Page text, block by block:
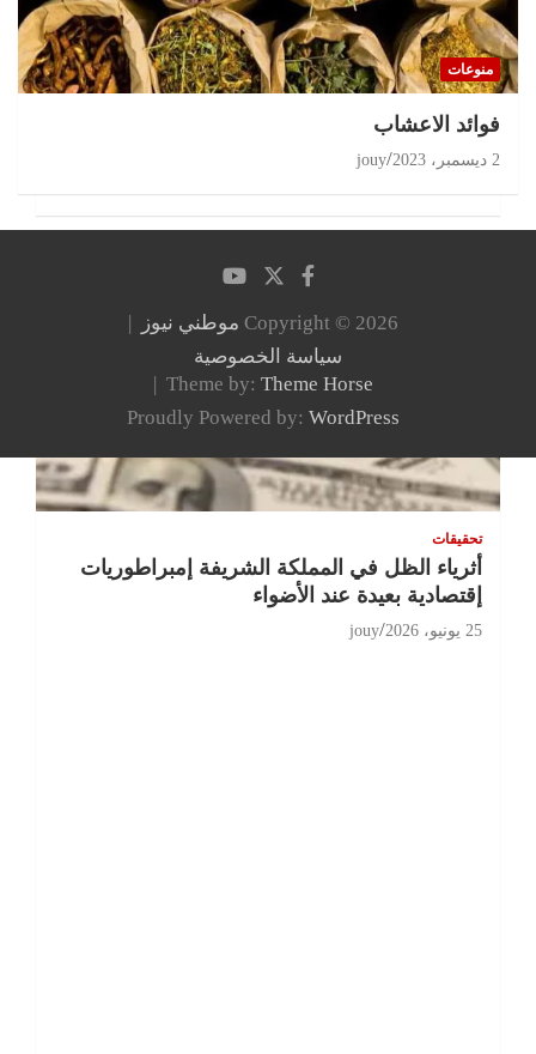
تحقيقات
أثرياء الظل في المملكة الشريفة إمبراطوريات
إقتصادية بعيدة عند الأضواء
25 يونيو، 2026 jouy
منوعات
‏فوائد الاعشاب
2 ديسمبر، 2023 jouy
Copyright © 2026 موطني نيوز
سياسة الخصوصية
Theme by: Theme Horse
Proudly Powered by: WordPress